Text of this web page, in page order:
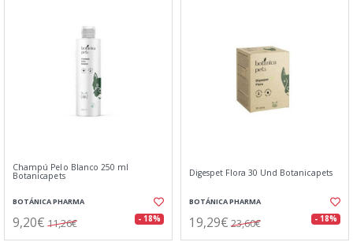
Champú Pelo Blanco 250 ml
Botanicapets
BOTÁNICA PHARMA
9,20€ 11,26€ - 18%
Digespet Flora 30 Und Botanicapets
BOTÁNICA PHARMA
19,29€ 23,60€ - 18%